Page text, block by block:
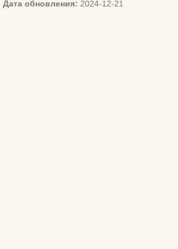
Дата обновления: 2024-12-21